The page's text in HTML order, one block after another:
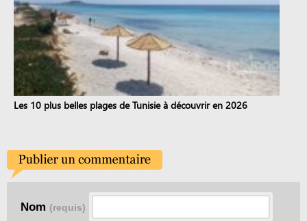
Les 10 plus belles plages de Tunisie à découvrir en 2026
Nom (requis)